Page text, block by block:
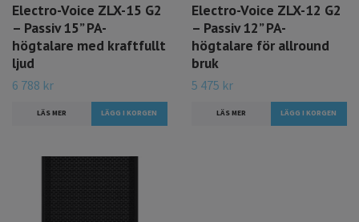
Electro-Voice ZLX-15 G2
– Passiv 15” PA-
högtalare med kraftfullt
ljud
6 788 kr
LÄS MER
Electro-Voice ZLX-12 G2
– Passiv 12” PA-
högtalare för allround
bruk
5 475 kr
LÄS MER